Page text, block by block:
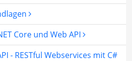
Core und Web API
- RESTful Webservices mit C#